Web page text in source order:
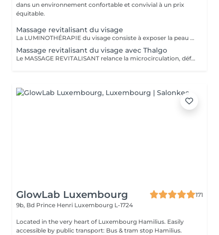
dans un environnement confortable et convivial à un prix
équitable.
Massage revitalisant du visage
La LUMINOTHÉRAPIE du visage consiste à exposer la peau à des lumières LED afin de stimuler le renouvellement cellulaire et améliorer l'éclat du teint.
Massage revitalisant du visage avec Thalgo
Le MASSAGE REVITALISANT relance la microcirculation, défatigue les traits du visage et redonne fraicheur à la peau. La LUMINOTHÉRAPIE du visage consiste à exposer la peau à des lumières LED afin de stimuler le renouvellement cellulaire et améliorer l'éclat du teint.
GlowLab Luxembourg
171
9b, Bd Prince Henri Luxembourg L-1724
Located in the very heart of Luxembourg Hamilius. Easily
accessible by public transport: Bus & tram stop Hamilius.